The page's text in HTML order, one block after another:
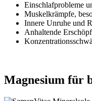
Einschlafprobleme
Muskelkrämpfe,
Innere Unruhe und
Anhaltende
Magnesium für